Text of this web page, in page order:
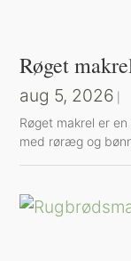
Røget
aug 5, 2026
Røget makrel er
med røræg og